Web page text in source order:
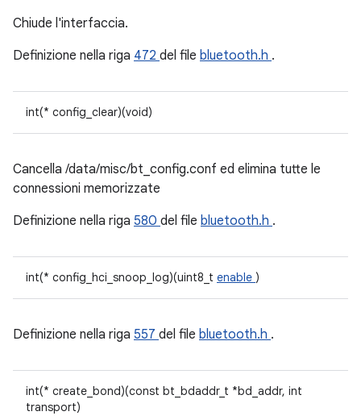
Chiude l'interfaccia.
Definizione nella riga 472 del file bluetooth.h .
int(* config_clear)(void)
Cancella /data/misc/bt_config.conf ed elimina tutte le
connessioni memorizzate
Definizione nella riga 580 del file bluetooth.h .
int(* config_hci_snoop_log)(uint8_t enable )
Definizione nella riga 557 del file bluetooth.h .
int(* create_bond)(const bt_bdaddr_t *bd_addr, int
transport)